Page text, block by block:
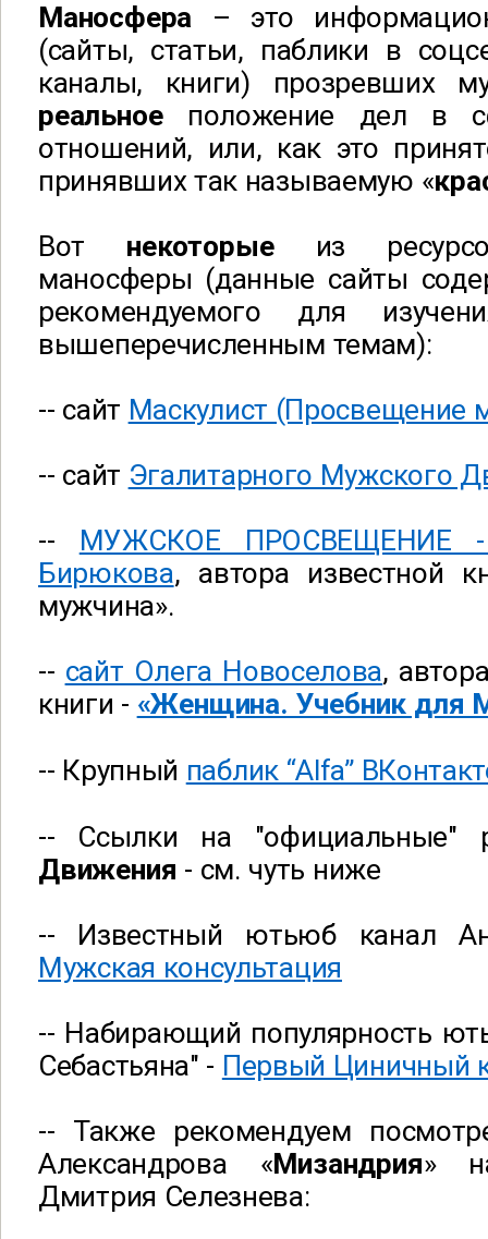
Маносфера – это
(сайты, статьи, паблики в
каналы, книги) прозревших
реальное положение дел в
отношений, или, как это
принявших так называемую «
Вот некоторые из
маносферы (данные сайты
рекомендуемого для
вышеперечисленным темам):
-- сайт Маскулист (Просвещение
-- сайт Эгалитарного Мужского
-- МУЖСКОЕ ПРОСВЕЩЕНИЕ -
Бирюкова, автора известной
мужчина».
-- сайт Олега Новоселова,
книги - «Женщина. Учебник для
-- Крупный паблик “Alfa”
-- Ссылки на "официальные"
Движения - см. чуть ниже
-- Известный ютьюб канал
Мужская консультация
-- Набирающий популярность
Себастьяна" - Первый Циничный
-- Также рекомендуем
Александрова «Мизандрия»
Дмитрия Селезнева: